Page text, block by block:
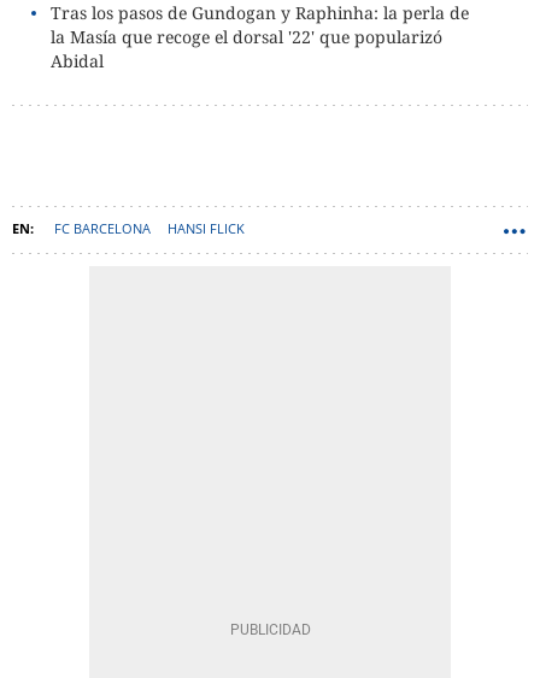
Tras los pasos de Gundogan y Raphinha: la perla de
la Masía que recoge el dorsal '22' que popularizó
Abidal
FC BARCELONA HANSI FLICK